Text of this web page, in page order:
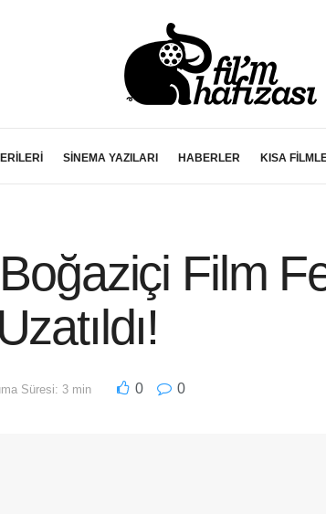
SİNEMA YAZILARI HABERLER KISA
Film
Süresi: 3 min 0 0